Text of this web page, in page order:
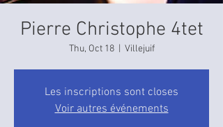
Pierre Christophe 4tet
Thu, Oct 18
  |
Villejuif
Les inscriptions sont closes
Voir autres événements